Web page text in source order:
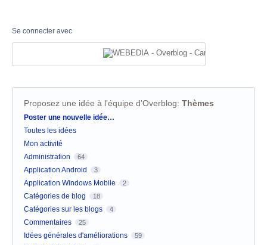
Se connecter avec
Proposez une idée à l'équipe d'Overblog: Thèmes
Catégories
Poster une nouvelle idée…
Toutes les idées
Mon activité
Administration
64
Application Android 3
Application Windows Mobile 2
Catégories de blog 18
Catégories sur les blogs 4
Commentaires 25
Idées générales d'améliorations 59